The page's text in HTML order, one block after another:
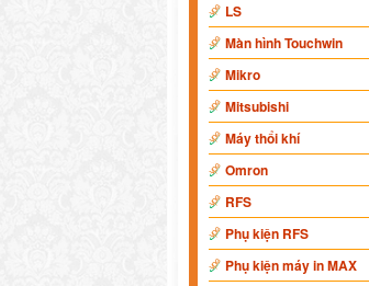
LS
Màn hình Touchwin
Mikro
Mitsubishi
Máy thổi khí
Omron
RFS
Phụ kiện RFS
Phụ kiện máy in MAX